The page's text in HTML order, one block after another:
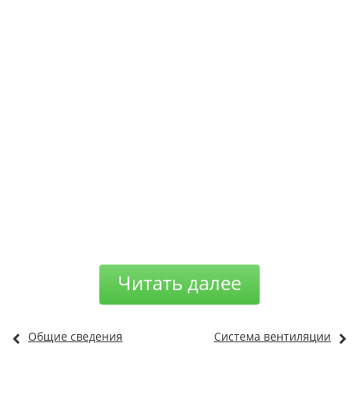
Читать далее
Общие сведения Система вентиляции